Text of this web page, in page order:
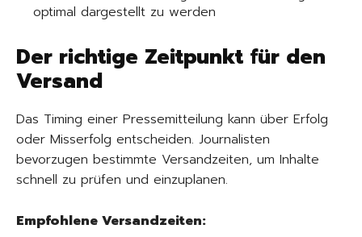
optimal dargestellt zu werden
Der richtige Zeitpunkt für den
Versand
Das Timing einer Pressemitteilung kann über Erfolg
oder Misserfolg entscheiden. Journalisten
bevorzugen bestimmte Versandzeiten, um Inhalte
schnell zu prüfen und einzuplanen.
Empfohlene Versandzeiten: